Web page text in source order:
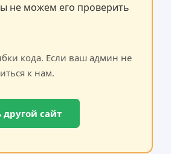
не можем его проверить
кода. Если ваш админ не
к нам.
сайт